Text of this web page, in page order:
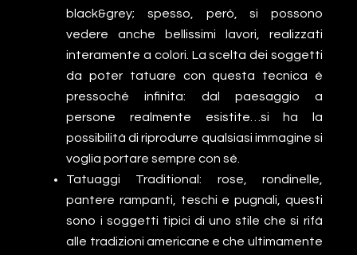
black&grey; spesso, però, si possono
vedere anche bellissimi lavori, realizzati
interamente a colori. La scelta dei soggetti
da poter tatuare con questa tecnica è
pressoché infinita: dal paesaggio a
persone realmente esistite…si ha la
possibilità di riprodurre qualsiasi immagine si
voglia portare sempre con sé.
Tatuaggi Traditional: rose, rondinelle,
pantere rampanti, teschi e pugnali, questi
sono i soggetti tipici di uno stile che si rifà
alle tradizioni americane e che ultimamente